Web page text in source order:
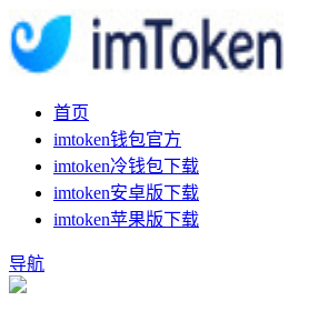
首页
imtoken钱包官方
imtoken冷钱包下载
imtoken安卓版下载
imtoken苹果版下载
导航